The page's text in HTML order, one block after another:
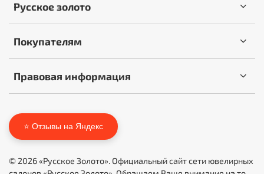
Русское золото
Покупателям
Правовая информация
⭐ Отзывы на Яндекс
© 2026 «Русское Золото». Официальный сайт сети ювелирных